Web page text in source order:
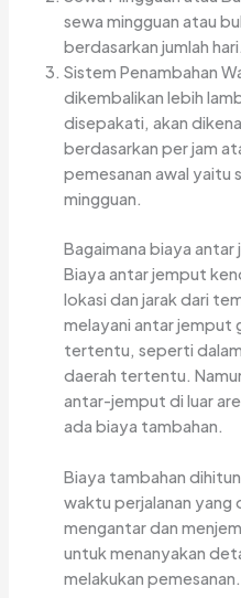
sewa mingguan atau
berdasarkan jumlah hari.
Sistem Penambahan
dikembalikan lebih
disepakati, akan
berdasarkan per jam
pemesanan awal yaitu
mingguan.
Bagaimana biaya
Biaya antar jemput
lokasi dan jarak dari
melayani antar jemput
tertentu, seperti
daerah tertentu.
antar-jemput di luar
ada biaya tambahan.
Biaya tambahan
waktu perjalanan yang
mengantar dan
untuk menanyakan
melakukan pemesanan.